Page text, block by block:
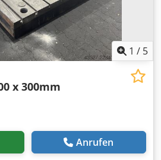
1 / 5
x 300mm
Anrufen